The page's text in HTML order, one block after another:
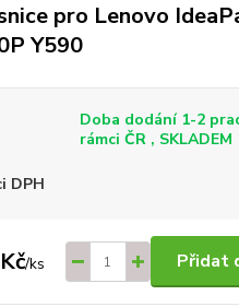
pro Lenovo
Y590
Doba dodání 1-2
rámci ČR , SKLADEM
DPH
/ks Přidat